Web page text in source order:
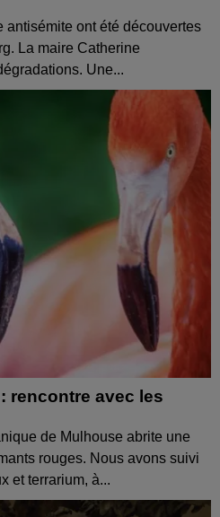
antisémite ont été découvertes
La maire Catherine
Une...
rencontre avec les
de Mulhouse abrite une
rouges. Nous avons suivi
et terrarium, à...